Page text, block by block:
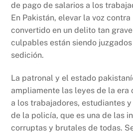
de pago de salarios a los
En Pakistán, elevar la voz
convertido en un delito tan
culpables están siendo
sedición.
La patronal y el estado
ampliamente las leyes de la
a los trabajadores, estudiantes
de la policía, que es una de las
corruptas y brutales de todas.